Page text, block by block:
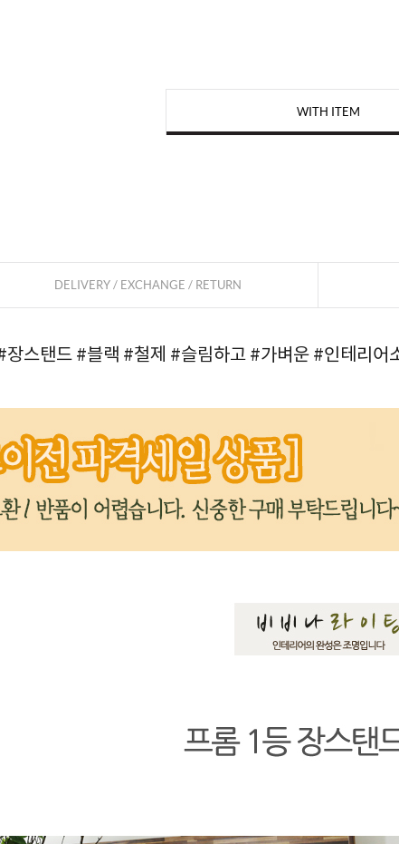
WITH ITEM
DELIVERY / EXCHANGE / RETURN
장스탠드 #블랙 #철제 #슬림하고 #가벼운 #인테리어